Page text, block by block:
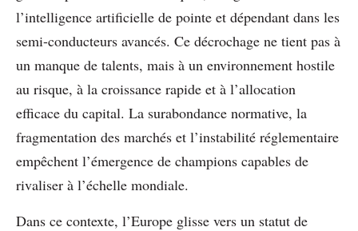
l’intelligence artificielle de pointe et dépendant dans les
semi-conducteurs avancés. Ce décrochage ne tient pas à
un manque de talents, mais à un environnement hostile
au risque, à la croissance rapide et à l’allocation
efficace du capital. La surabondance normative, la
fragmentation des marchés et l’instabilité réglementaire
empêchent l’émergence de champions capables de
rivaliser à l’échelle mondiale.
Dans ce contexte, l’Europe glisse vers un statut de